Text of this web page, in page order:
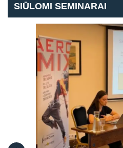
SIŪLOMI SEMINARAI